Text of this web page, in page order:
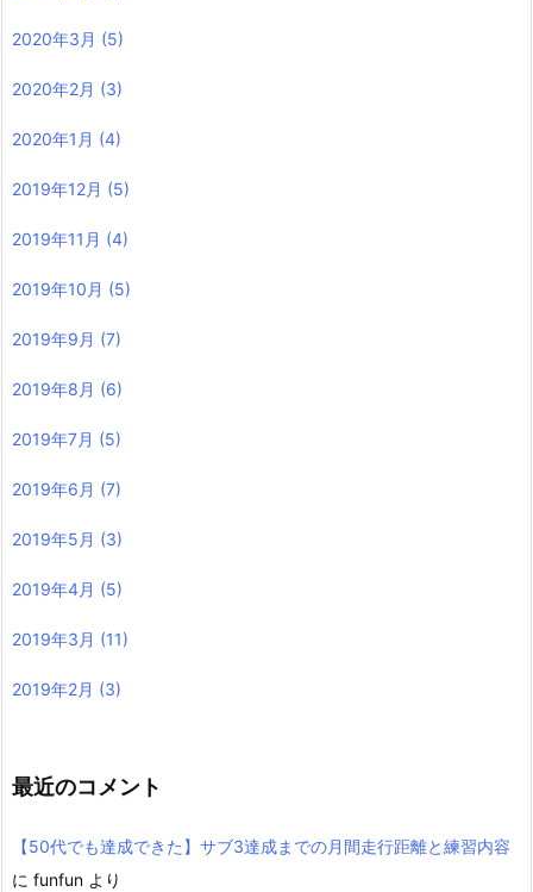
2020年3月 (5)
2020年2月 (3)
2020年1月 (4)
2019年12月 (5)
2019年11月 (4)
2019年10月 (5)
2019年9月 (7)
2019年8月 (6)
2019年7月 (5)
2019年6月 (7)
2019年5月 (3)
2019年4月 (5)
2019年3月 (11)
2019年2月 (3)
最近のコメント
【50代でも達成できた】サブ3達成までの月間走行距離と練習内容
に funfun より